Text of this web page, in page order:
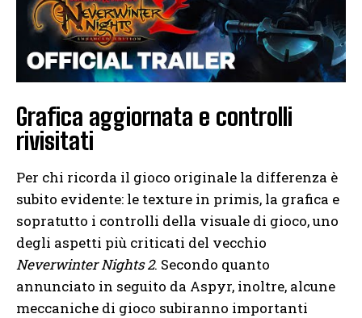
Grafica aggiornata e controlli
rivisitati
Per chi ricorda il gioco originale la differenza è
subito evidente: le texture in primis, la grafica e
sopratutto i controlli della visuale di gioco, uno
degli aspetti più criticati del vecchio
Neverwinter Nights 2. Secondo quanto
annunciato in seguito da Aspyr, inoltre, alcune
meccaniche di gioco subiranno importanti